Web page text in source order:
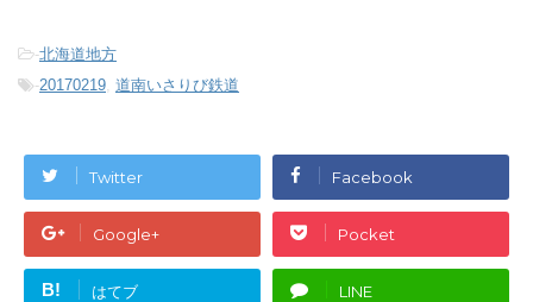
-北海道地方
-20170219, 道南いさりび鉄道
Twitter Facebook
Google+ Pocket
B! はてブ LINE